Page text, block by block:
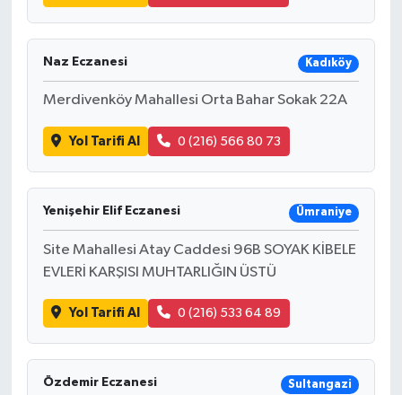
Naz Eczanesi Kadıköy
Merdivenköy Mahallesi Orta Bahar Sokak 22A
Yol Tarifi Al 0 (216) 566 80 73
Yenişehir Elif Eczanesi Ümraniye
Site Mahallesi Atay Caddesi 96B SOYAK KİBELE
EVLERİ KARŞISI MUHTARLIĞIN ÜSTÜ
Yol Tarifi Al 0 (216) 533 64 89
Özdemir Eczanesi Sultangazi